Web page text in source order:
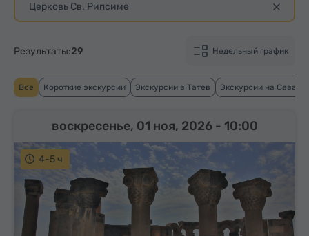
Церковь Св. Рипсиме
Недельный график
Результаты:29
Все Короткие экскурсии Экскурсии в Татев Экскурсии на Севан
4-5 ч
воскресенье, 01 ноя, 2026 - 10:00